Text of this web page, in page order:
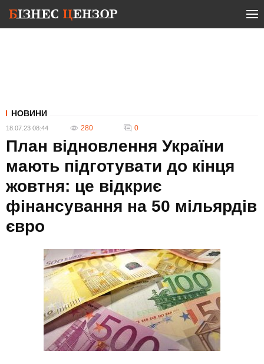
НОВИНИ
18.07.23 08:44 280 0
План відновлення України
мають підготувати до кінця
жовтня: це відкриє
фінансування на 50 мільярдів
євро